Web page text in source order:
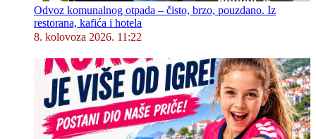
Odvoz komunalnog otpada – čisto, brzo, pouzdano. Iz
restorana, kafića i hotela
8. kolovoza 2026. 11:22